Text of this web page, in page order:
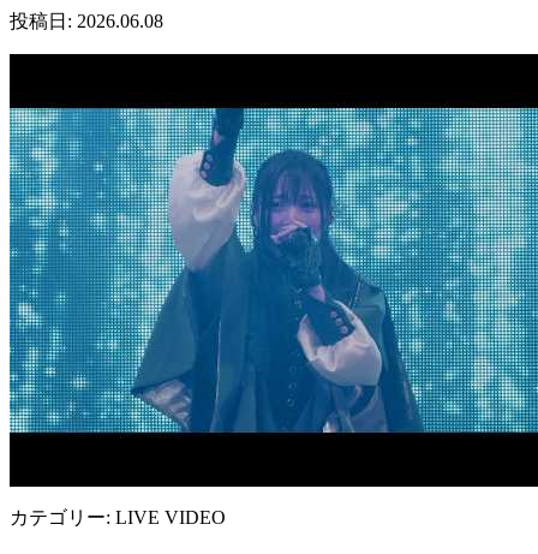
投稿日: 2026.06.08
カテゴリー: LIVE VIDEO